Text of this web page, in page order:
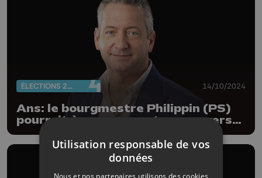
ÉLECTIONS 2024 14/10/2024
Ans: le bourgmestre Philippin (PS)
pourrait à nouveau se tourner vers
le MR
Utilisation responsable de vos
données
Nous et nos partenaires utilisons des cookies